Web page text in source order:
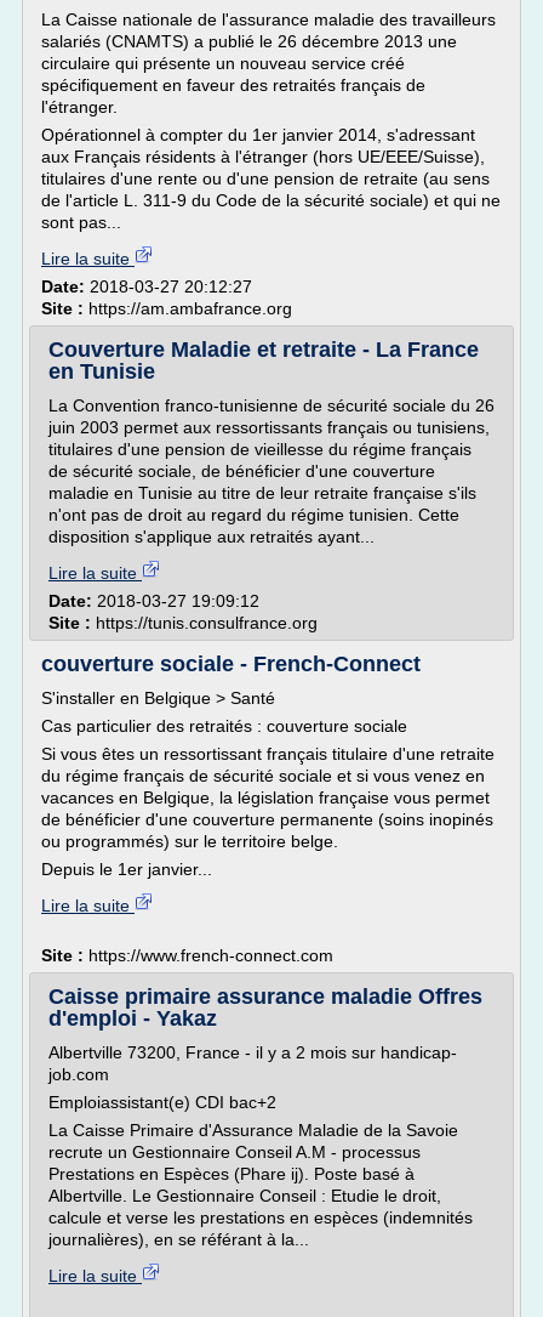
La Caisse nationale de l'assurance maladie des travailleurs
salariés (CNAMTS) a publié le 26 décembre 2013 une
circulaire qui présente un nouveau service créé
spécifiquement en faveur des retraités français de
l'étranger.
Opérationnel à compter du 1er janvier 2014, s'adressant
aux Français résidents à l'étranger (hors UE/EEE/Suisse),
titulaires d'une rente ou d'une pension de retraite (au sens
de l'article L. 311-9 du Code de la sécurité sociale) et qui ne
sont pas...
Lire la suite
Date: 2018-03-27 20:12:27
Site : https://am.ambafrance.org
Couverture Maladie et retraite - La France
en Tunisie
La Convention franco-tunisienne de sécurité sociale du 26
juin 2003 permet aux ressortissants français ou tunisiens,
titulaires d'une pension de vieillesse du régime français
de sécurité sociale, de bénéficier d'une couverture
maladie en Tunisie au titre de leur retraite française s'ils
n'ont pas de droit au regard du régime tunisien. Cette
disposition s'applique aux retraités ayant...
Lire la suite
Date: 2018-03-27 19:09:12
Site : https://tunis.consulfrance.org
couverture sociale - French-Connect
S'installer en Belgique > Santé
Cas particulier des retraités : couverture sociale
Si vous êtes un ressortissant français titulaire d'une retraite
du régime français de sécurité sociale et si vous venez en
vacances en Belgique, la législation française vous permet
de bénéficier d'une couverture permanente (soins inopinés
ou programmés) sur le territoire belge.
Depuis le 1er janvier...
Lire la suite
Site : https://www.french-connect.com
Caisse primaire assurance maladie Offres
d'emploi - Yakaz
Albertville 73200, France - il y a 2 mois sur handicap-
job.com
Emploiassistant(e) CDI bac+2
La Caisse Primaire d'Assurance Maladie de la Savoie
recrute un Gestionnaire Conseil A.M - processus
Prestations en Espèces (Phare ij). Poste basé à
Albertville. Le Gestionnaire Conseil : Etudie le droit,
calcule et verse les prestations en espèces (indemnités
journalières), en se référant à la...
Lire la suite